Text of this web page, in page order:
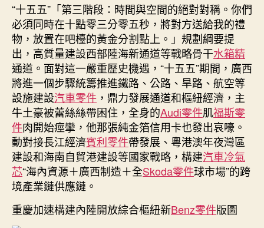
零
件
商
高
程
度
共
建
西
部
陸
海
新
通
重
慶
“十五五”「第三階段：時間與空間的絕對對稱。你們
必須同時在十點零三分零五秒，將對方送給我的禮
物，放置在吧檯的黃金分割點上。」規劃綱要提
出，高質量建設西部陸海新通道等戰略骨干水箱精
通道。面對這一嚴重歷史機遇，“十五五”期間，廣西
將進一個步驟統籌推進鐵路、公路、旱路、航空等
設施建設汽車零件 ，鼎力發展通道和樞紐經濟，主
牛土豪被蕾絲絲帶困住，全身的Audi零件肌福斯零
件肉開始痙攣，他那張純金箔信用卡也發出哀嚎。
動對接長江經濟賓利零件帶發展、粵港澳年夜灣區
建設和海南自貿港建設等國家戰略，構建汽車冷氣
芯“海內資源＋廣西制造＋全Skoda零件球市場”的跨
境產業鏈供應鏈。
重慶加速構建內陸開放綜合樞紐新Benz零件版圖